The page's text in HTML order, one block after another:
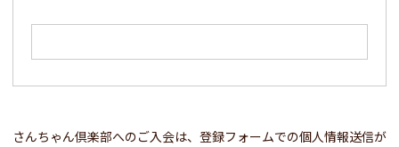
さんちゃん倶楽部へのご入会は、登録フォームでの個人情報送信が